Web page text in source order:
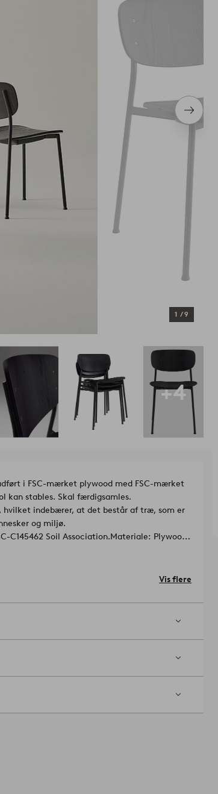
Næste
produkt
1 /9
+4
i FSC-mærket plywood med FSC-mærket
kan stables. Skal færdigsamles.
hvilket indebærer, at det består af træ, som er
og miljø.
C145462 Soil Association.Materiale: Plywood,
45 cm, siddebredde 44 cm,
1810849-03-0
Vis flere